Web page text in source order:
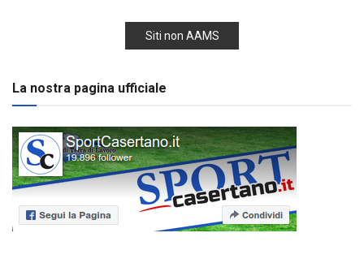
Siti non AAMS
La nostra pagina ufficiale